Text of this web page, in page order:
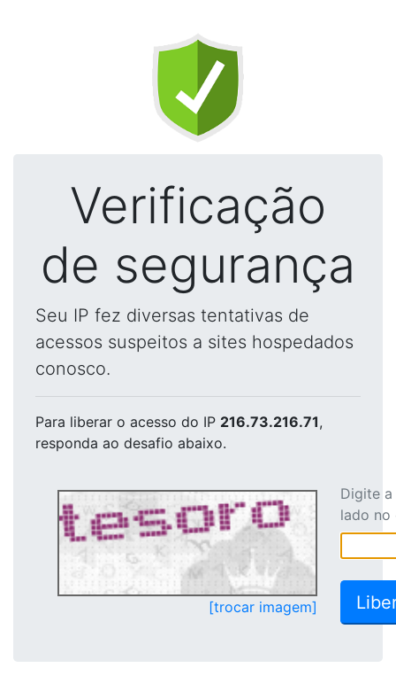
Verificação
de segurança
Seu IP fez diversas tentativas de
acessos suspeitos a sites hospedados
conosco.
Para liberar o acesso do IP 216.73.216.71,
responda ao desafio abaixo.
[trocar imagem]
Digite
lado no